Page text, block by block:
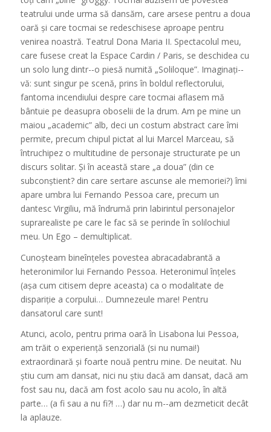
teatrului unde urma să dansăm, care arsese pentru a doua
oară și care tocmai se redeschisese aproape pentru
venirea noastră. Teatrul Dona Maria II. Spectacolul meu,
care fusese creat la Espace Cardin / Paris, se deschidea cu
un solo lung dintr-­‐o piesă numită „Soliloque”. Imaginați-­‐
vă: sunt singur pe scenă, prins în boldul reflectorului,
fantoma incendiului despre care tocmai aflasem mă
bântuie pe deasupra oboselii de la drum. Am pe mine un
maiou „academic” alb, deci un costum abstract care îmi
permite, precum chipul pictat al lui Marcel Marceau, să
întruchipez o multitudine de personaje structurate pe un
discurs solitar. Și în această stare „a doua” (din ce
subconștient? din care sertare ascunse ale memoriei?) îmi
apare umbra lui Fernando Pessoa care, precum un
dantesc Virgiliu, mă îndrumă prin labirintul personajelor
suprarealiste pe care le fac să se perinde în solilochiul
meu. Un Ego – demultiplicat.
Cunoșteam bineînțeles povestea abracadabrantă a
heteronimilor lui Fernando Pessoa. Heteronimul înțeles
(așa cum citisem depre aceasta) ca o modalitate de
dispariție a corpului… Dumnezeule mare! Pentru
dansatorul care sunt!
Atunci, acolo, pentru prima oară în Lisabona lui Pessoa,
am trăit o experiență senzorială (si nu numai!)
extraordinară și foarte nouă pentru mine. De neuitat. Nu
știu cum am dansat, nici nu știu dacă am dansat, dacă am
fost sau nu, dacă am fost acolo sau nu acolo, în altă
parte… (a fi sau a nu fi?! …) dar nu m-­‐am dezmeticit decât
la aplauze.